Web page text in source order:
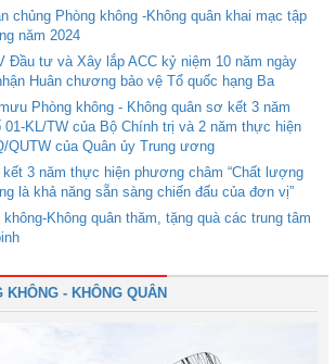
chủng Phòng không -Không quân khai mạc tập
năm 2024
Đầu tư và Xây lắp ACC kỷ niệm 10 năm ngày
Huân chương bảo vệ Tổ quốc hạng Ba
Phòng không - Không quân sơ kết 3 năm
KL/TW của Bộ Chính trị và 2 năm thực hiện
QUTW của Quân ủy Trung ương
3 năm thực hiện phương châm “Chất lượng
là khả năng sẵn sàng chiến đấu của đơn vị”
Không quân thăm, tặng quà các trung tâm
- KHÔNG QUÂN